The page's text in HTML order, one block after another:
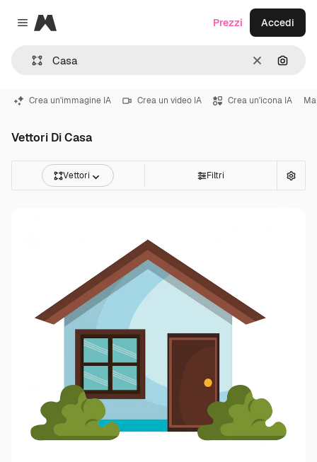
Close menu
Magnific
CancellaCerca
Prezzi Accedi
Crea un'immagine IA Crea un video IA Crea un'icona IA
Vettori Di Casa
Vettori Filtri